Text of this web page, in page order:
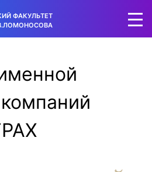
ФАКУЛЬТЕТ